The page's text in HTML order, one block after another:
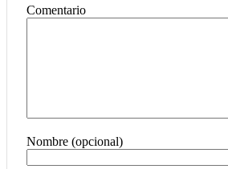
Comentario
Nombre (opcional)